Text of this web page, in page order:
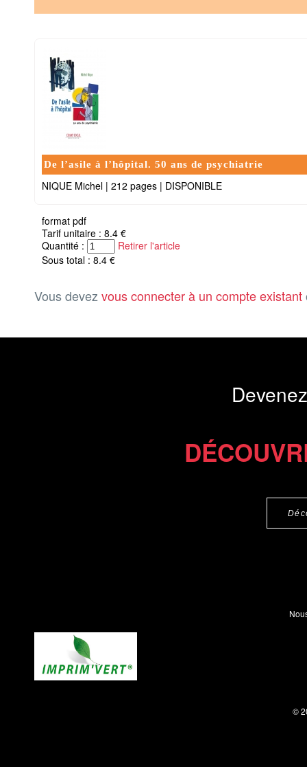
De l’asile à l’hôpital. 50 ans de psychiatrie
NIQUE Michel | 212 pages | DISPONIBLE
format pdf
Tarif unitaire : 8.4 €
Quantité :
Retirer l'article
Sous total : 8.4 €
Vous devez vous connecter à un compte existant
©